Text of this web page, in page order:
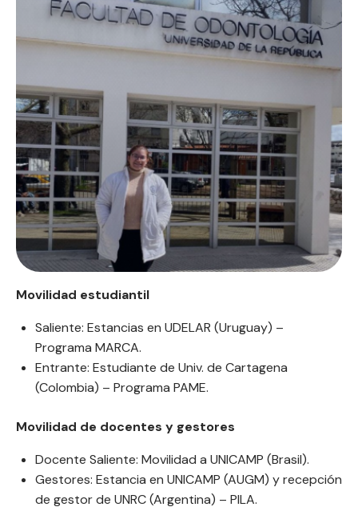
Movilidad estudiantil
Saliente: Estancias en UDELAR (Uruguay) –
Programa MARCA.
Entrante: Estudiante de Univ. de Cartagena
(Colombia) – Programa PAME.
Movilidad de docentes y gestores
Docente Saliente: Movilidad a UNICAMP (Brasil).
Gestores: Estancia en UNICAMP (AUGM) y recepción
de gestor de UNRC (Argentina) – PILA.